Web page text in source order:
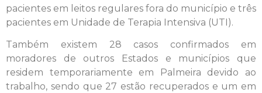
pacientes em leitos regulares fora do município e três
pacientes em Unidade de Terapia Intensiva (UTI).
Também existem 28 casos confirmados em
moradores de outros Estados e municípios que
residem temporariamente em Palmeira devido ao
trabalho, sendo que 27 estão recuperados e um em